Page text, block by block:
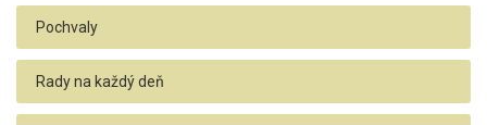
Pochvaly
Rady na každý deň